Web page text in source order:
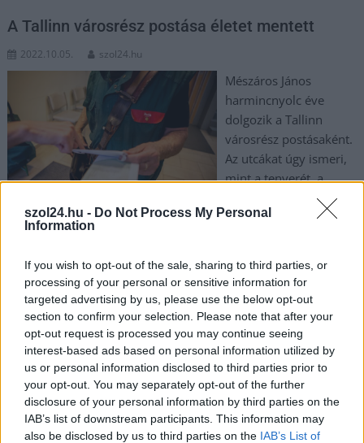
szol24.hu - Do Not Process My Personal
Information
If you wish to opt-out of the sale, sharing to third parties, or
processing of your personal or sensitive information for
targeted advertising by us, please use the below opt-out
section to confirm your selection. Please note that after your
opt-out request is processed you may continue seeing
interest-based ads based on personal information utilized by
us or personal information disclosed to third parties prior to
your opt-out. You may separately opt-out of the further
disclosure of your personal information by third parties on the
IAB’s list of downstream participants. This information may
also be disclosed by us to third parties on the IAB’s List of
A Tallinn városrész postása életet mentett
2022.10.05. szol24.hu
Mészáros János
harmincnyolc éve
dolgozik a Tallinn
városrész postásaként.
Az utcákat úgy ismeri,
mint a tenyerét, a
lépcsőházak lakóinak,
de még házi
odafigyelnünk a hétköznapokban. – Az egyik ügyfelemnek a
megszokott időpontban kellett volna átadnom a nyugdíjat.
Már az is furcsa volt, hogy nem nyitott ajtót, pedig mindig
otthon szokott lenni, ha esetleg mégis dolga akadt korábban,
például orvoshoz kellett mennie, akkor meg telefonon szólt.
Most nem érkezett jelzés, hiába kopogtam, nem engedett be.
Bár tovább…
TOVÁBB OLVASOM